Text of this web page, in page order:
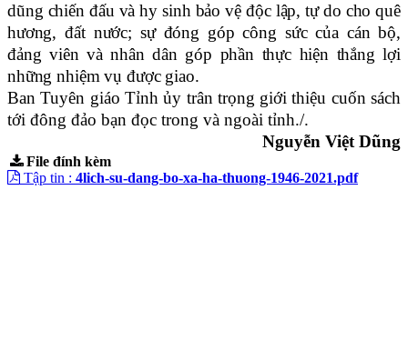
dũng chiến đấu và hy sinh bảo vệ độc lập, tự do cho quê
hương, đất nước; sự đóng góp công sức của cán bộ,
đảng viên và nhân dân góp phần thực hiện thắng lợi
những nhiệm vụ được giao.
Ban Tuyên giáo Tỉnh ủy trân trọng giới thiệu cuốn sách
tới đông đảo bạn đọc trong và ngoài tỉnh./.
Nguyễn Việt Dũng
File đính kèm
Tập tin : 4lich-su-dang-bo-xa-ha-thuong-1946-2021.pdf